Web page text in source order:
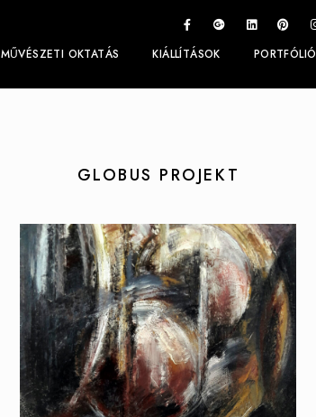
MŰVÉSZETI OKTATÁS KIÁLLÍTÁSOK PORTFÓLIÓ
GLOBUS PROJEKT
GLOBUS II (2006) -
PÜSPÖK ANITA